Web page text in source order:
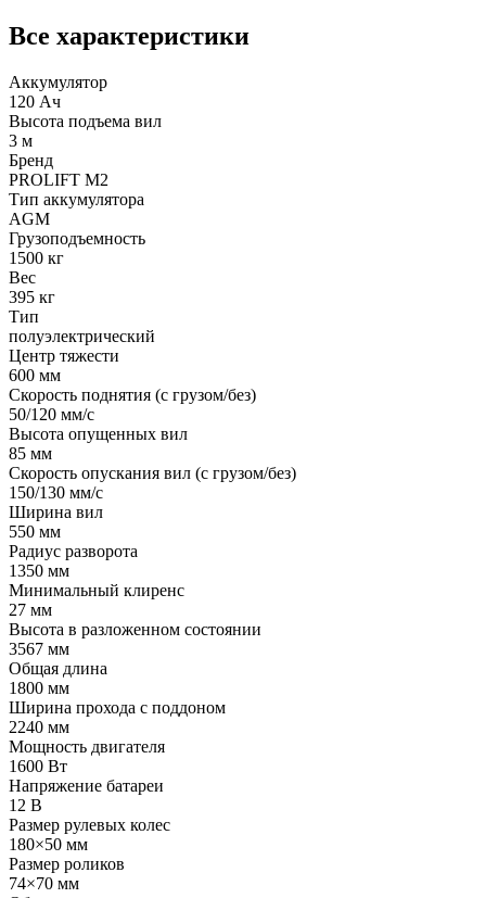
Все характеристики
Аккумулятор
120 Ач
Высота подъема вил
3 м
Бренд
PROLIFT M2
Тип аккумулятора
AGM
Грузоподъемность
1500 кг
Вес
395 кг
Тип
полуэлектрический
Центр тяжести
600 мм
Скорость поднятия (с грузом/без)
50/120 мм/с
Высота опущенных вил
85 мм
Скорость опускания вил (с грузом/без)
150/130 мм/с
Ширина вил
550 мм
Радиус разворота
1350 мм
Минимальный клиренс
27 мм
Высота в разложенном состоянии
3567 мм
Общая длина
1800 мм
Ширина прохода с поддоном
2240 мм
Мощность двигателя
1600 Вт
Напряжение батареи
12 B
Размер рулевых колес
180×50 мм
Размер роликов
74×70 мм